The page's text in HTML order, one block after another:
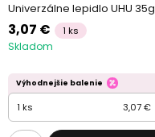
Univerzálne lepidlo UHU 35g
3,07 € 1 ks
Skladom
Výhodnejšie balenie
1 ks 3,07 €